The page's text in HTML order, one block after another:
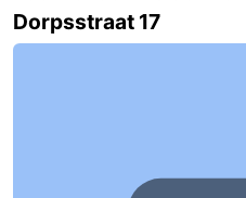
Haamstede
Nature
Walcheren
Dorpsstraat 17